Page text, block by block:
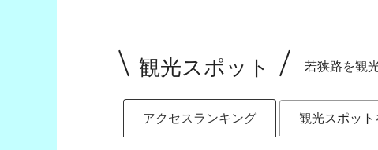
観光スポット 若狭路を観
アクセスランキング 観光スポット